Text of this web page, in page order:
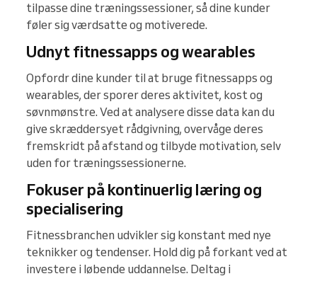
tilpasse dine træningssessioner, så dine kunder
føler sig værdsatte og motiverede.
Udnyt fitnessapps og wearables
Opfordr dine kunder til at bruge fitnessapps og
wearables, der sporer deres aktivitet, kost og
søvnmønstre. Ved at analysere disse data kan du
give skræddersyet rådgivning, overvåge deres
fremskridt på afstand og tilbyde motivation, selv
uden for træningssessionerne.
Fokuser på kontinuerlig læring og
specialisering
Fitnessbranchen udvikler sig konstant med nye
teknikker og tendenser. Hold dig på forkant ved at
investere i løbende uddannelse. Deltag i